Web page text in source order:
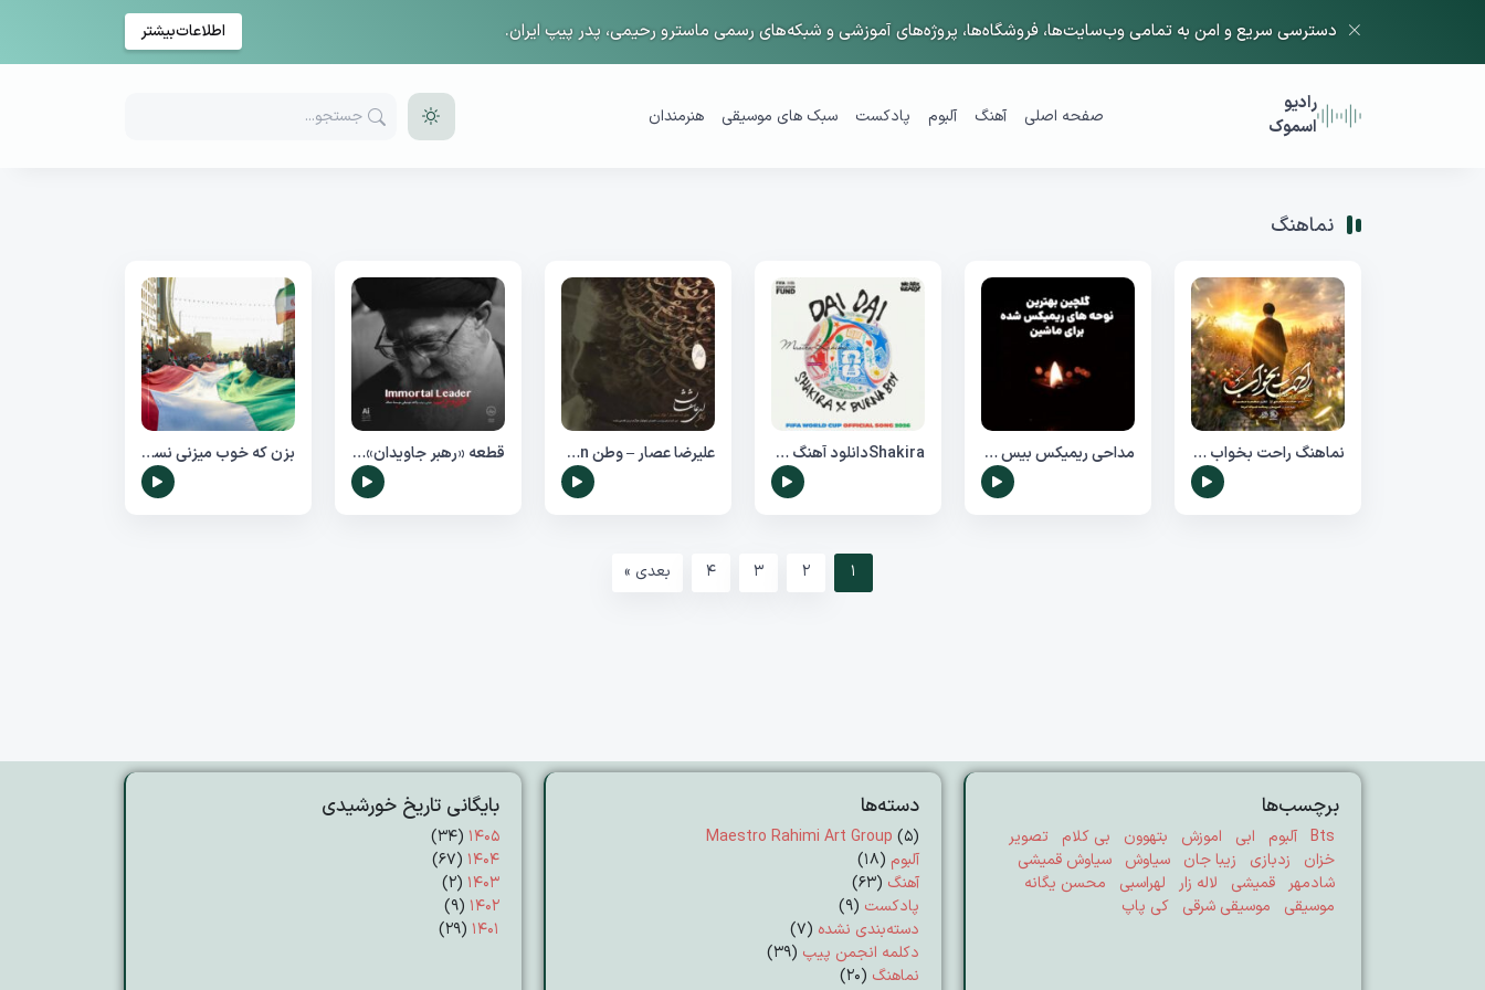
دسترسی سریع و امن به تمامی وب‌سایت‌ها، فروشگاه‌ها، پروژه‌های آموزشی و شبکه‌های رسمی ماسترو رحیمی، پدر پیپ ایران. اطلاعات‌بیشتر
رادیو
اسموک
صفحه اصلی آهنگ آلبوم پادکست سبک های موسیقی هنرمندان
نماهنگ
نماهنگ راحت بخواب , ویژه مراسم تشییع رهبر شهید انقلاب مداحی ریمیکس بیس دار ۱۴۰۵ | گلچین بهترین نوحه های ریمیکس شده برای ماشین Shakiraدانلود آهنگ رسمی جام جهانی 2026 شکیرا دای دای Dai Dai علیرضا عصار – وطن Alireza-Assar-Vatan قطعه «رهبر جاویدان» به زبان انگلیسی از موسسه مصاف بزن که خوب میزنی نسخه لری هم رسید
1
2
3
4 بعدی »
برچسب‌ها
Bts آلبوم ابی اموزش بتهوون بی کلام
تصویر
خزان
زدبازی زیبا جان سیاوش
سیاوش قمیشی
شادمهر
قمیشی لاله زار لهراسبی
محسن یگانه
موسیقی
موسیقی شرقی کی پاپ
دسته‌ها
Maestro Rahimi Art Group (5)
آلبوم (18)
آهنگ (63)
پادکست (9)
دسته‌بندی نشده (7)
دکلمه انجمن پیپ (39)
نماهنگ (20)
بایگانی تاریخ خورشیدی
۱۴۰۵ (۳۴)
۱۴۰۴ (۶۷)
۱۴۰۳ (۲)
۱۴۰۲ (۹)
۱۴۰۱ (۲۹)